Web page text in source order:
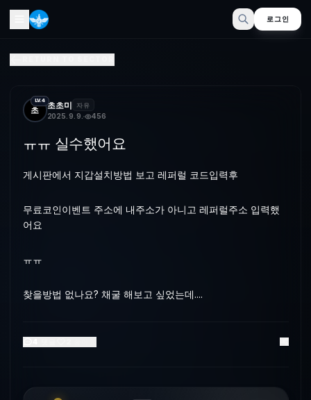
로그인
초
LV.4 초초미 자유
2025. 9. 9. 456
ㅠㅠ 실수했어요
게시판에서 지갑설치방법 보고 레퍼럴 코드입력후
무료코인이벤트 주소에 내주소가 아니고 레퍼럴주소 입력했
어요
ㅠㅠ
찾을방법 없나요? 채굴 해보고 싶었는데....